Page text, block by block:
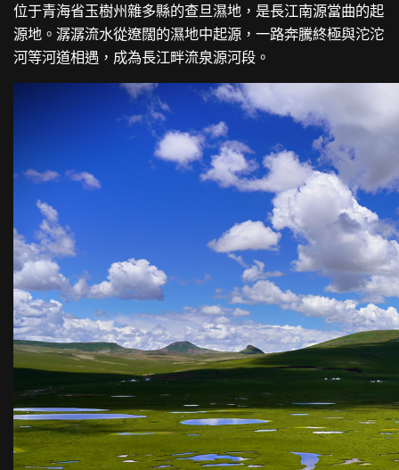
位于青海省玉樹州雜多縣的查旦濕地，是長江南源當曲的起
源地。潺潺流水從遼闊的濕地中起源，一路奔騰終極與沱沱
河等河道相遇，成為長江畔流泉源河段。